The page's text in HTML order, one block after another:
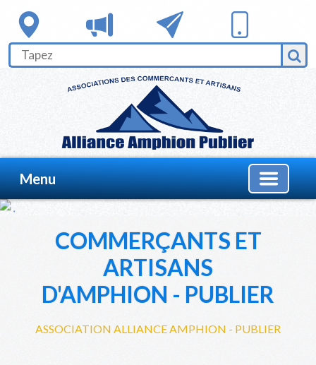
Menu
COMMERÇANTS ET
ARTISANS
D'AMPHION - PUBLIER
ASSOCIATION ALLIANCE AMPHION - PUBLIER